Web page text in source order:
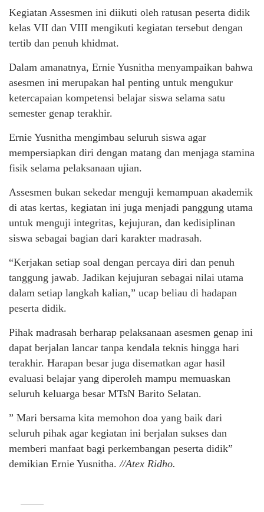
Kegiatan Assesmen ini diikuti oleh ratusan peserta didik
kelas VII dan VIII mengikuti kegiatan tersebut dengan
tertib dan penuh khidmat.
Dalam amanatnya, Ernie Yusnitha menyampaikan bahwa
asesmen ini merupakan hal penting untuk mengukur
ketercapaian kompetensi belajar siswa selama satu
semester genap terakhir.
Ernie Yusnitha mengimbau seluruh siswa agar
mempersiapkan diri dengan matang dan menjaga stamina
fisik selama pelaksanaan ujian.
Assesmen bukan sekedar menguji kemampuan akademik
di atas kertas, kegiatan ini juga menjadi panggung utama
untuk menguji integritas, kejujuran, dan kedisiplinan
siswa sebagai bagian dari karakter madrasah.
“Kerjakan setiap soal dengan percaya diri dan penuh
tanggung jawab. Jadikan kejujuran sebagai nilai utama
dalam setiap langkah kalian,” ucap beliau di hadapan
peserta didik.
Pihak madrasah berharap pelaksanaan asesmen genap ini
dapat berjalan lancar tanpa kendala teknis hingga hari
terakhir. Harapan besar juga disematkan agar hasil
evaluasi belajar yang diperoleh mampu memuaskan
seluruh keluarga besar MTsN Barito Selatan.
” Mari bersama kita memohon doa yang baik dari
seluruh pihak agar kegiatan ini berjalan sukses dan
memberi manfaat bagi perkembangan peserta didik”
demikian Ernie Yusnitha.//Atex Ridho.